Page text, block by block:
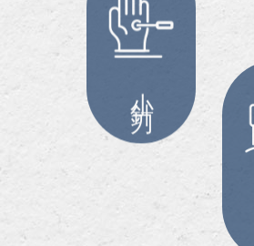
小針刀